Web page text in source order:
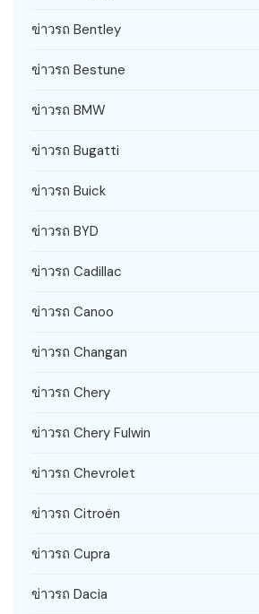
ข่าวรถ Bentley
ข่าวรถ Bestune
ข่าวรถ BMW
ข่าวรถ Bugatti
ข่าวรถ Buick
ข่าวรถ BYD
ข่าวรถ Cadillac
ข่าวรถ Canoo
ข่าวรถ Changan
ข่าวรถ Chery
ข่าวรถ Chery Fulwin
ข่าวรถ Chevrolet
ข่าวรถ Citroën
ข่าวรถ Cupra
ข่าวรถ Dacia